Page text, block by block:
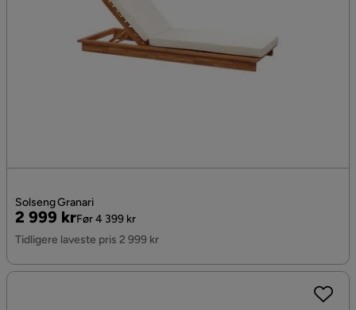
Solseng Granari
Pris
2 999 kr
Original
Pris
Før 4 399 kr
Tidligere laveste pris 2 999 kr